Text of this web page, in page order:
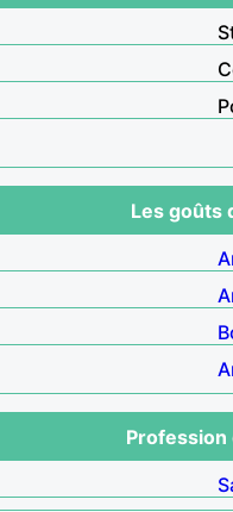
Les goûts
Profession